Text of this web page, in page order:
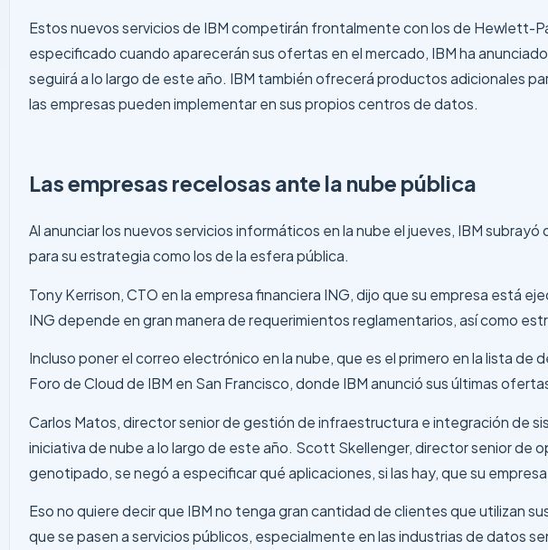
Estos nuevos servicios de IBM competirán frontalmente con los de Hewlett-
especificado cuando aparecerán sus ofertas en el mercado, IBM ha
seguirá a lo largo de este año. IBM también ofrecerá productos adicionales
las empresas pueden implementar en sus propios centros de datos.
Las empresas recelosas ante la nube pública
Al anunciar los nuevos servicios informáticos en la nube el jueves, IBM
para su estrategia como los de la esfera pública.
Tony Kerrison, CTO en la empresa financiera ING, dijo que su empresa está
ING depende en gran manera de requerimientos reglamentarios, así como
Incluso poner el correo electrónico en la nube, que es el primero en la lista
Foro de Cloud de IBM en San Francisco, donde IBM anunció sus últimas
Carlos Matos, director senior de gestión de infraestructura e integración de
iniciativa de nube a lo largo de este año. Scott Skellenger, director senior de
genotipado, se negó a especificar qué aplicaciones, si las hay, que su
Eso no quiere decir que IBM no tenga gran cantidad de clientes que utilizan
que se pasen a servicios públicos, especialmente en las industrias de datos